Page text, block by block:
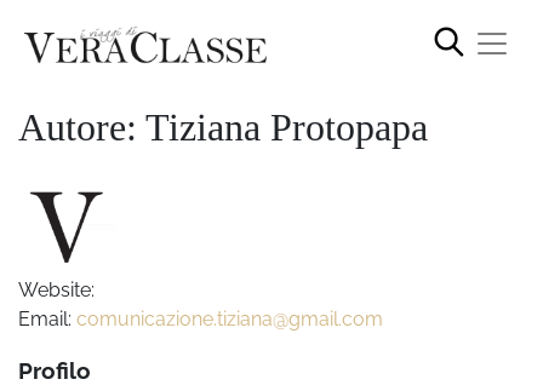
Autore: Tiziana Protopapa
Website:
Email: comunicazione.tiziana@gmail.com
Profilo